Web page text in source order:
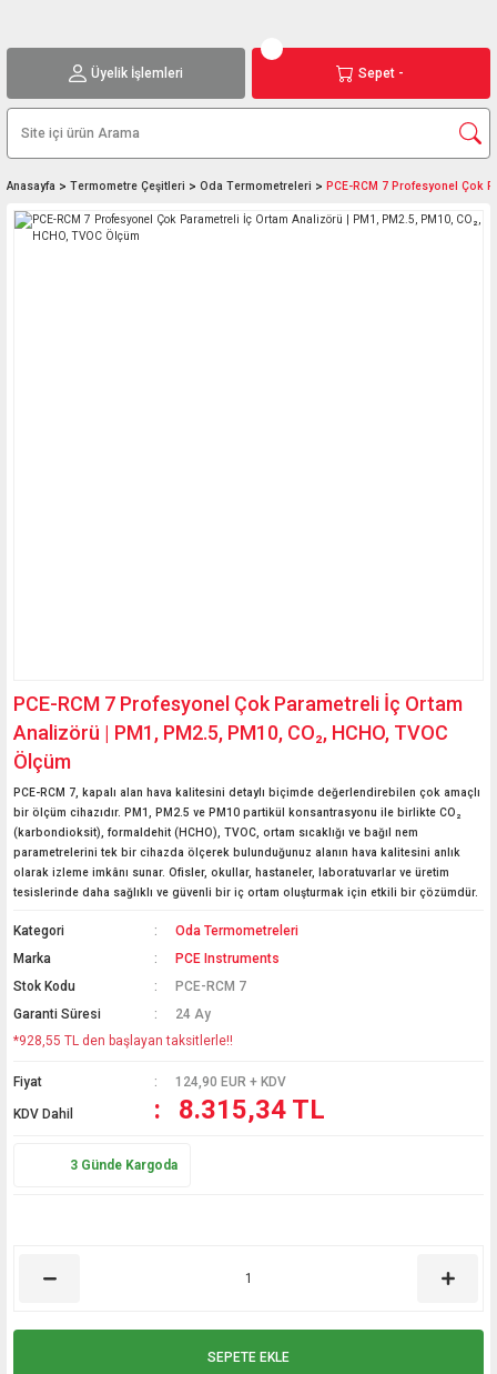
Üyelik İşlemleri Sepet -
Anasayfa Termometre Çeşitleri Oda Termometreleri PCE-RCM 7 Profesyonel Çok
PCE-RCM 7 Profesyonel Çok Parametreli İç Ortam
Analizörü | PM1, PM2.5, PM10, CO₂, HCHO, TVOC
Ölçüm
PCE-RCM 7, kapalı alan hava kalitesini detaylı biçimde değerlendirebilen çok amaçlı
bir ölçüm cihazıdır. PM1, PM2.5 ve PM10 partikül konsantrasyonu ile birlikte CO₂
(karbondioksit), formaldehit (HCHO), TVOC, ortam sıcaklığı ve bağıl nem
parametrelerini tek bir cihazda ölçerek bulunduğunuz alanın hava kalitesini anlık
olarak izleme imkânı sunar. Ofisler, okullar, hastaneler, laboratuvarlar ve üretim
tesislerinde daha sağlıklı ve güvenli bir iç ortam oluşturmak için etkili bir çözümdür.
Kategori
Oda Termometreleri
Marka
PCE Instruments
Stok Kodu
PCE-RCM 7
Garanti Süresi
24 Ay
*928,55 TL den başlayan taksitlerle!!
Fiyat 124,90 EUR + KDV
KDV Dahil 8.315,34 TL
3 Günde Kargoda
SEPETE EKLE